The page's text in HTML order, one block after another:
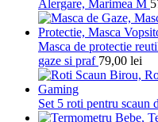
Alergare, Marimea M
Masca de protectie
gaze si praf 79,00 lei
Set 5 roti pentru scaun